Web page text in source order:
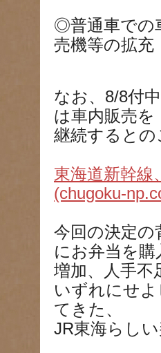
◎普通車での
売機等の拡充
なお、8/8付
は車内販売を
継続するとの
東海道新幹線
(chugoku-
今回の決定の
にお弁当を購
増加、人手不
いずれにせ
てきた、
JR東海らし